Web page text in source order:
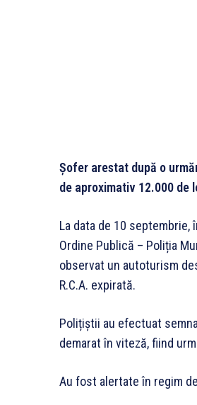
Șofer arestat după o
de aproximativ 12.000 de
La data de 10
Ordine Publică – Poliția
observat un autoturism
R.C.A. expirată.
Polițiștii au efectuat
demarat în viteză, fiind
Au fost alertate în regim